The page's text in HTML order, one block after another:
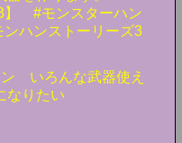
】 #モンスターハン
ンハンストーリーズ3
いろんな武器使え
なりたい